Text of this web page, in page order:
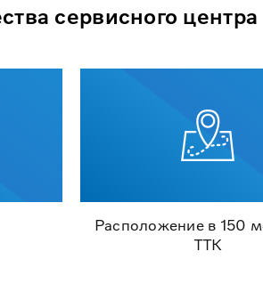
сервисного центра
Расположение в 150
ТТК